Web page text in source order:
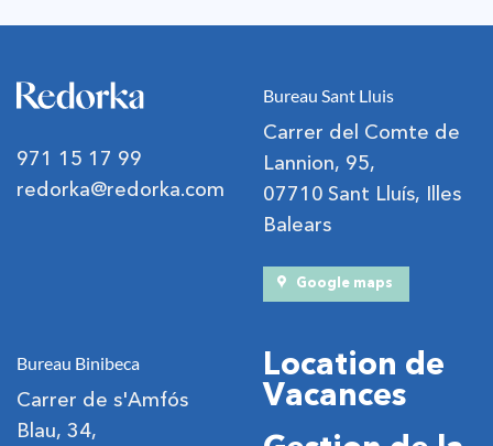
971 15 17 99
redorka@redorka.com
Bureau Sant Lluis
Carrer del Comte de
Lannion, 95,
07710 Sant Lluís, Illes
Balears
Google maps
Bureau Binibeca
Carrer de s'Amfós
Blau, 34,
Location de
Vacances